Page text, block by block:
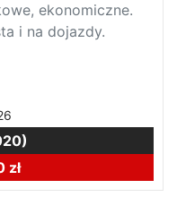
ekonomiczne.
i na dojazdy.
zł